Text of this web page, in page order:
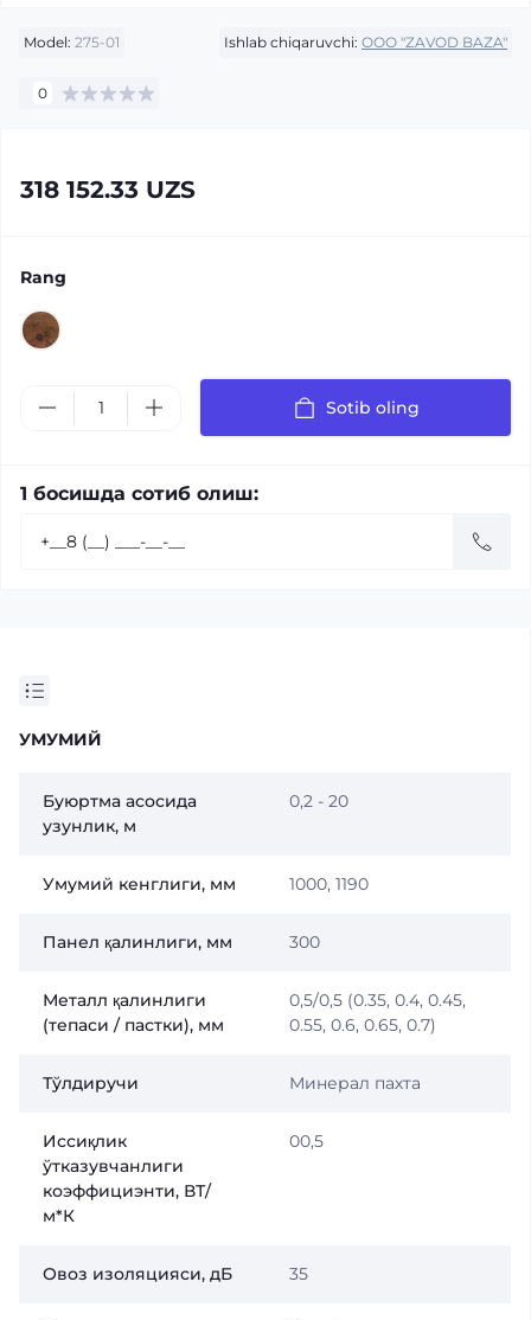
Model: 275-01 Ishlab chiqaruvchi: OOO "ZAVOD BAZA"
0
318 152.33 UZS
Rang
Sotib oling
1 босишда сотиб олиш:
УМУМИЙ
Буюртма асосида
узунлик, м
0,2 - 20
Умумий кенглиги, мм 1000, 1190
Панел қалинлиги, мм 300
Металл қалинлиги
(тепаси / пастки), мм
0,5/0,5 (0.35, 0.4, 0.45,
0.55, 0.6, 0.65, 0.7)
Тўлдиручи Минерал пахта
Иссиқлик
ўтказувчанлиги
коэффициэнти, ВТ/
м*К
00,5
Овоз изоляцияси, дБ 35